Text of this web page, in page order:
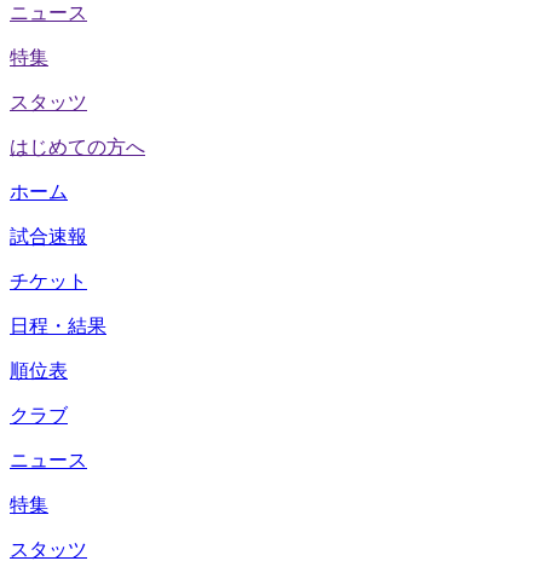
ニュース
特集
スタッツ
はじめての方へ
ホーム
試合速報
チケット
日程・結果
順位表
クラブ
ニュース
特集
スタッツ